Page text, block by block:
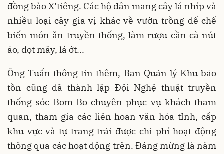
đồng bào X’tiêng. Các hộ dân mang cây lá nhíp và
nhiều loại cây gia vị khác về vườn trồng để chế
biến món ăn truyền thống, làm rượu cần cà nút
áo, đọt mây, lá ớt...
Ông Tuấn thông tin thêm, Ban Quản lý Khu bảo
tồn cũng đã thành lập Đội Nghệ thuật truyền
thống sóc Bom Bo chuyên phục vụ khách tham
quan, tham gia các liên hoan văn hóa tỉnh, cấp
khu vực và tự trang trải được chi phí hoạt động
thông qua các hoạt động trên. Đáng mừng là năm